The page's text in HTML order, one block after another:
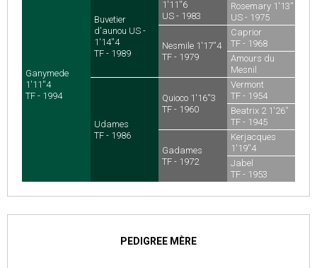
Ganymede
1'11''4
TF - 1994
Buvetier
d'aunou US -
1'14''4
TF - 1989
Udames
TF - 1986
1'11''6
US - 1983
Nesmile 1'17''4
TF - 1979
Quioco 1'16''3
TF - 1960
Gadames
TF - 1972
US - 1968
Rosemary 1'13''
US - 1975
Caprior
TF - 1968
Amours du
Mesnil
TF - 1966
Vermont
TF - 1954
Beatrix 2 1'26''
TF - 1945
Kerjacques
1'19''4
TF - 1954
Jabel
TF - 1953
PEDIGREE MÈRE